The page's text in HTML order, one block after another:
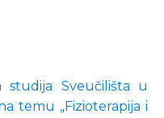
studija Sveučilišta u
temu „Fizioterapija i